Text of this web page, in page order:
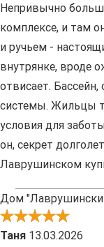
Непривычно
комплексе, и там
и ручьем -
внутрянке, вроде
отвисает.
системы. Жильцы
условия для
он, секрет
Лаврушинском
Дом
Таня 13.03.2026